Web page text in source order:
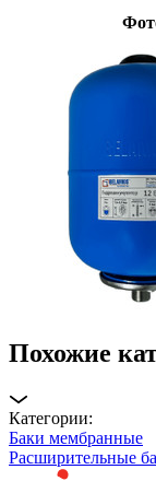
Похожие
Категории:
Баки мембранные
Расширительные